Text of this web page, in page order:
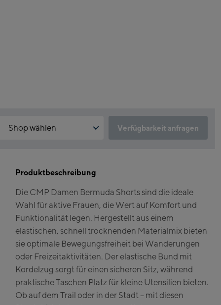
Shop wählen
Flagshipstore Kaprun
Maiskogelbahn
Talstation / Valley
station
Kitzsteinhorn
Alpincenter
(Bergstation / Top
station)
Bikeworld Kaprun
Kaprun Outlet
Bike-Servicecenter
Kaprun
Verfügbarkeit anfragen
hierfür einfach auf folgenden Link.
Click & Reserve zulassen
Produktbeschreibung
Die CMP Damen Bermuda Shorts sind die ideale
Wahl für aktive Frauen, die Wert auf Komfort und
Funktionalität legen. Hergestellt aus einem
elastischen, schnell trocknenden Materialmix bieten
sie optimale Bewegungsfreiheit bei Wanderungen
oder Freizeitaktivitäten. Der elastische Bund mit
Kordelzug sorgt für einen sicheren Sitz, während
praktische Taschen Platz für kleine Utensilien bieten.
Ob auf dem Trail oder in der Stadt – mit diesen